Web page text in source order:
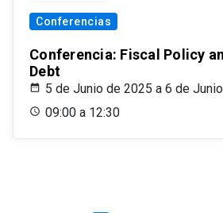
Conferencias
Conferencia: Fiscal Policy
Debt
5 de Junio de 2025 a 6 de
09:00 a 12:30